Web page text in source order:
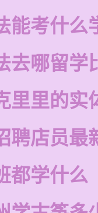
能考什么
去哪留学
里里的实
聘店员最
都学什么